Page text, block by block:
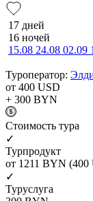
17 дней
16 ночей
15.08 24.08 02.09
Туроператор:
от 400 USD
+ 300 BYN
Cтоимость тура
✓
Турпродукт
от 1211 BYN (400
✓
Туруслуга